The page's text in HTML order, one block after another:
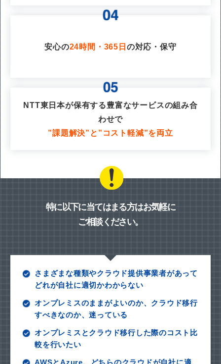
安心の24時間・365日 の対応・保守
NTT東日本が保有する豊富なサービスの組み合
わせで
”課題解決”と”コスト軽減”を両立
特に以下に当てはまる方はお気軽に
ご相談ください。
さまざまな種類やクラウド提供事業者があって
どれが自社に適切かわからない
オンプレミスのままがよいのか、クラウド移行
すべきなのか、迷っている
オンプレミスとクラウド移行した際のコスト比
較を行いたい
AWSとAzure、どちらのクラウドが自社に適